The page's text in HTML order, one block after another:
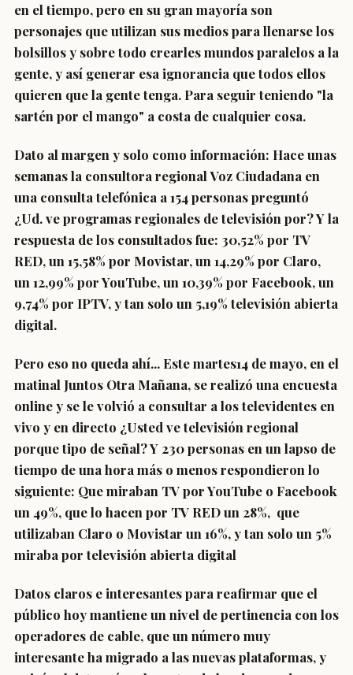
en el tiempo, pero en su gran mayoría son
personajes que utilizan sus medios para llenarse los
bolsillos y sobre todo crearles mundos paralelos a la
gente, y así generar esa ignorancia que todos ellos
quieren que la gente tenga. Para seguir teniendo "la
sartén por el mango" a costa de cualquier cosa.
Dato al margen y solo como información: Hace unas
semanas la consultora regionalVoz Ciudadana en
una consulta telefónica a 154personas preguntó
¿Ud. ve programas regionales de televisión por?Y la
respuesta de los consultados fue: 30,52% por TV
RED, un 15,58% por Movistar, un 14,29% por Claro,
un 12,99% por YouTube, un 10,39% por Facebook, un
9,74% por IPTV, y tan solo un 5,19% televisión abierta
digital.
Pero eso no queda ahí... Este martes14 de mayo, en el
matinal Juntos Otra Mañana, se realizó una encuesta
online y se le volvió a consultar a los televidentes en
vivo y en directo ¿Usted ve televisión regional
porque tipo de señal?Y 230personas en un lapso de
tiempo de una hora más o menos respondieron lo
siguiente: Que miraban TV por YouTube o Facebook
un 49%, que lo hacen por TV RED un 28%, que
utilizaban Claro o Movistar un 16%, y tan solo un 5%
miraba por televisión abierta digital
Datos claros e interesantes para reafirmar que el
público hoy mantiene un nivel de pertinencia con los
operadores de cable, que un número muy
interesante ha migrado a las nuevas plataformas, y